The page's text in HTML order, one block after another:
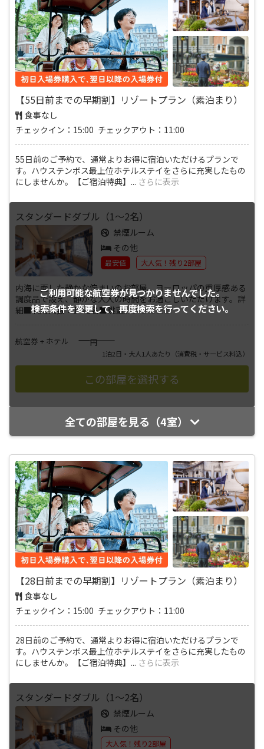
【55日前までの早期割】リゾートプラン（素泊まり）
食事なし
チェックイン：15:00 チェックアウト：11:00
55日前のご予約で、通常よりお得に宿泊いただけるプランで
す。ハウステンボス最上位ホテルステイをさらに充実したもの
にしませんか。【ご宿泊特典】 ... さらに表示
ご利用可能な航空券が見つかりませんでした。
検索条件を変更して、再度検索を行ってください。
スタンダードダブル（1～2名）
禁煙ルーム
その他
最安値 大人気！残り2部屋
内海に面した静かな佇まいのお部屋。ヨーロッパの重厚感ある
調度品で設え、静かな大人の時間をお過ごしいただけます。詳
細■利用人数：1～2名■眺望...さらに表示
航空券 + ホテル ――――円
1泊2日・大人1人あたり （消費税・サービス料込）
全ての部屋を見る（4室）
【28日前までの早期割】リゾートプラン（素泊まり）
食事なし
チェックイン：15:00 チェックアウト：11:00
28日前のご予約で、通常よりお得に宿泊いただけるプランで
す。ハウステンボス最上位ホテルステイをさらに充実したもの
にしませんか。【ご宿泊特典】 ... さらに表示
スタンダードダブル（1～2名）
禁煙ルーム
その他
大人気！残り2部屋